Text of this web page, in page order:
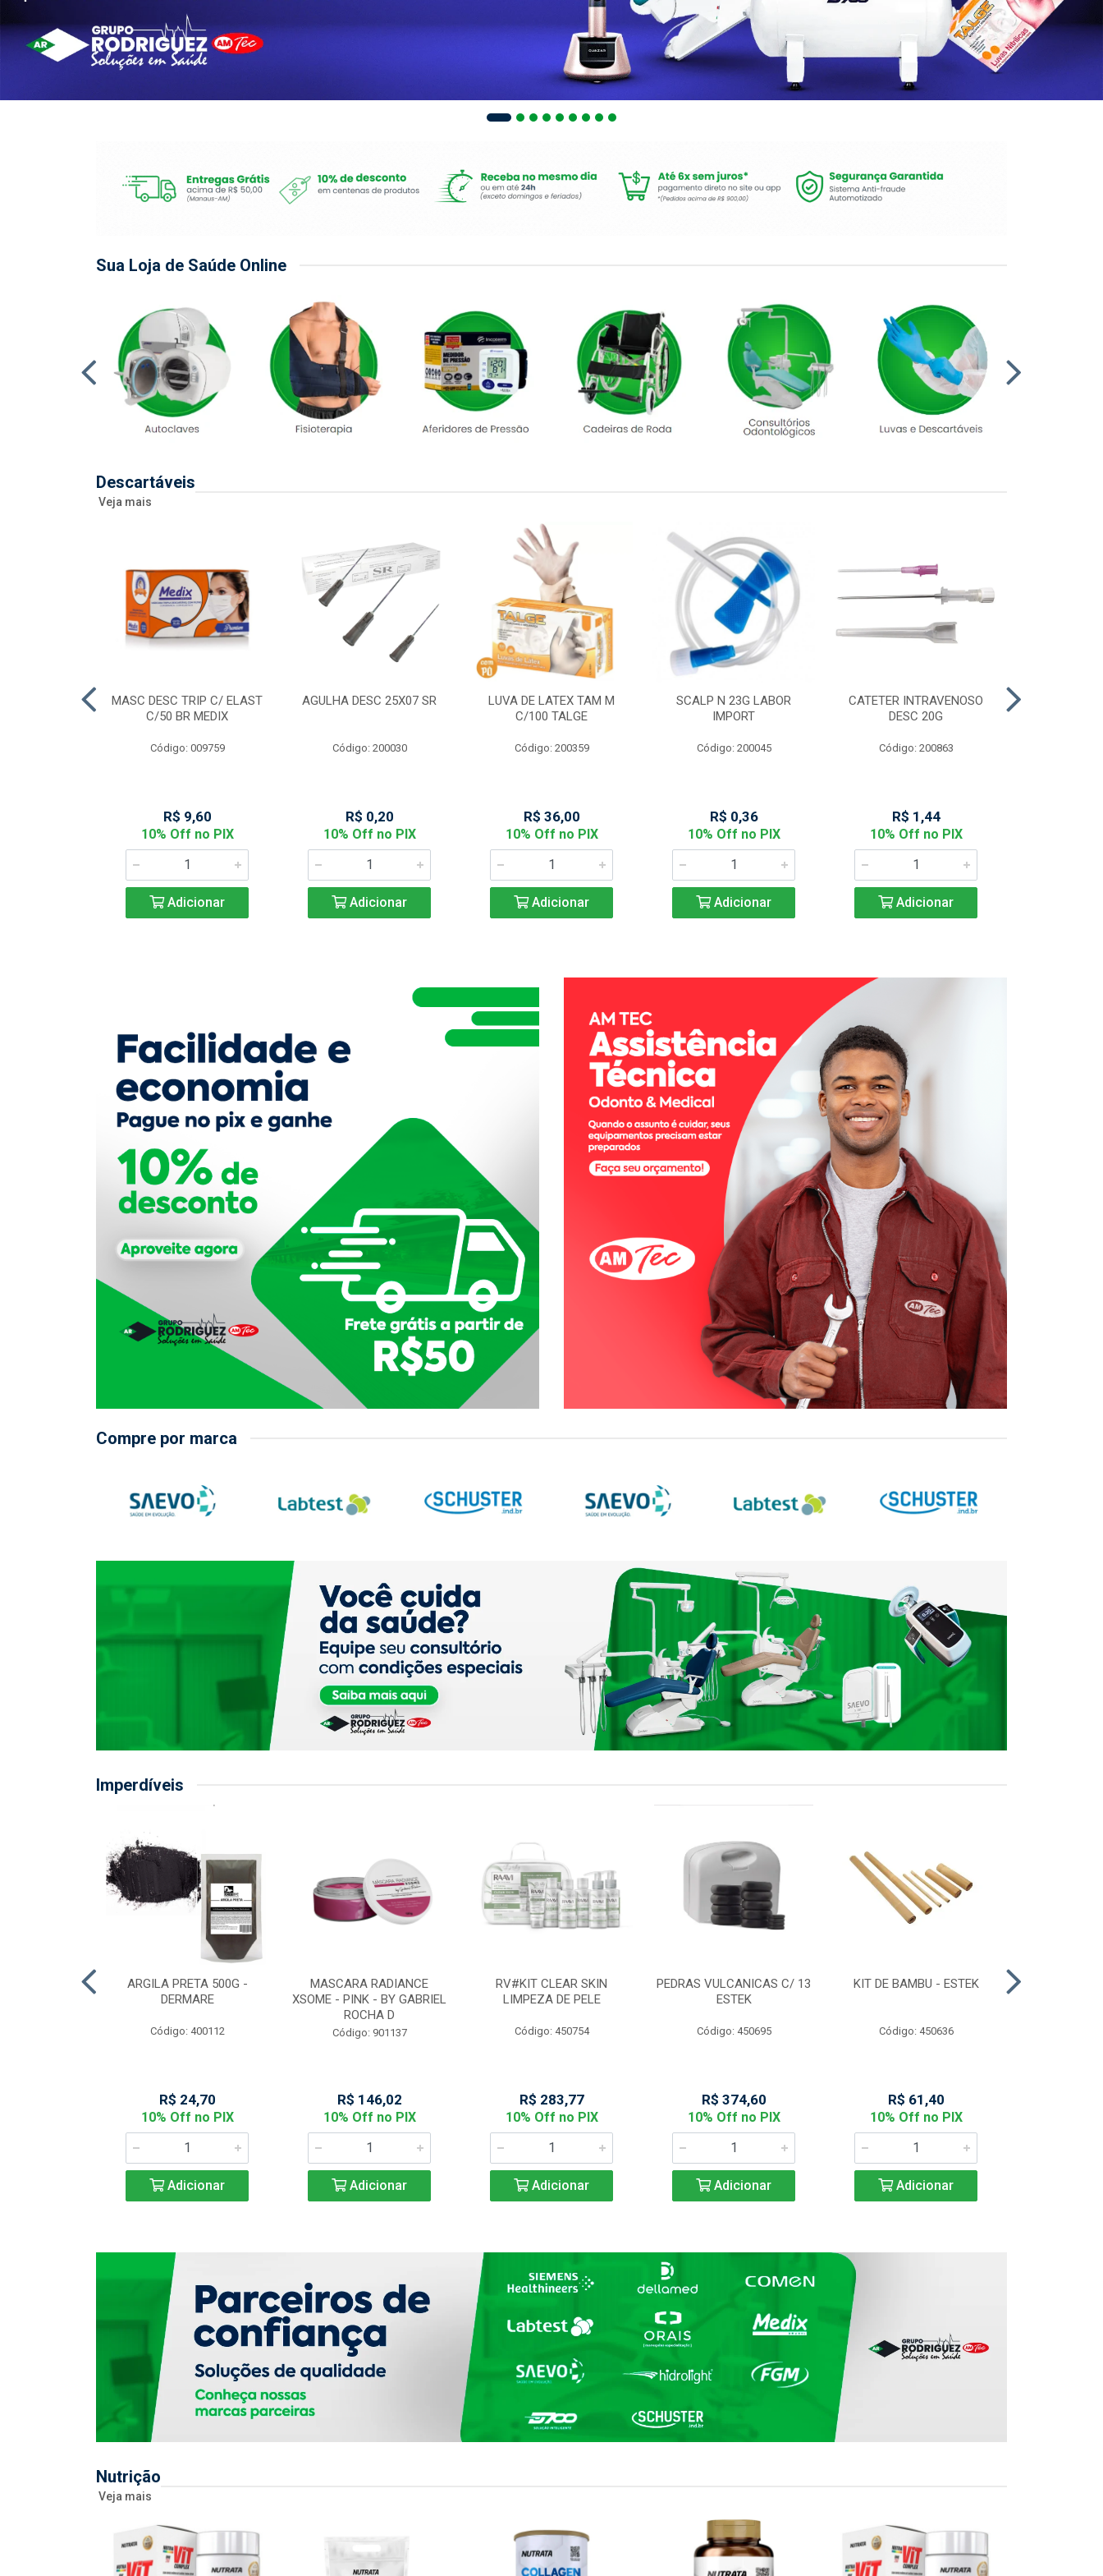
Sua Loja de Saúde Online
Descartáveis
Veja mais
MASC DESC TRIP C/ ELAST
C/50 BR MEDIX
Código: 009759
R$ 9,60
10% Off no PIX
Adicionar
AGULHA DESC 25X07 SR
Código: 200030
R$ 0,20
10% Off no PIX
Adicionar
LUVA DE LATEX TAM M
C/100 TALGE
Código: 200359
R$ 36,00
10% Off no PIX
Adicionar
SCALP N 23G LABOR
IMPORT
Código: 200045
R$ 0,36
10% Off no PIX
Adicionar
CATETER INTRAVENOSO
DESC 20G
Código: 200863
R$ 1,44
10% Off no PIX
Adicionar
Compre por marca
Imperdíveis
ARGILA PRETA 500G -
DERMARE
Código: 400112
R$ 24,70
10% Off no PIX
Adicionar
MASCARA RADIANCE
XSOME - PINK - BY GABRIEL
ROCHA D
Código: 901137
R$ 146,02
10% Off no PIX
Adicionar
RV#KIT CLEAR SKIN
LIMPEZA DE PELE
Código: 450754
R$ 283,77
10% Off no PIX
Adicionar
PEDRAS VULCANICAS C/ 13
ESTEK
Código: 450695
R$ 374,60
10% Off no PIX
Adicionar
KIT DE BAMBU - ESTEK
Código: 450636
R$ 61,40
10% Off no PIX
Adicionar
Nutrição
Veja mais